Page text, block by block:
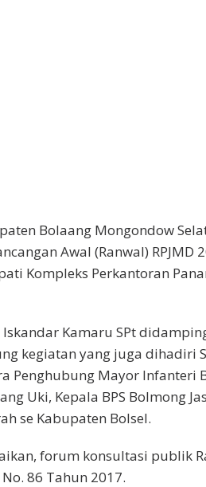
Bolaang Mongondow
Awal (Ranwal) RPJMD
Kompleks Perkantoran
Kamaru SPt
kegiatan yang juga dihadiri
Penghubung Mayor Infanteri
Uki, Kepala BPS Bolmong
se Kabupaten Bolsel.
forum konsultasi publik
86 Tahun 2017.